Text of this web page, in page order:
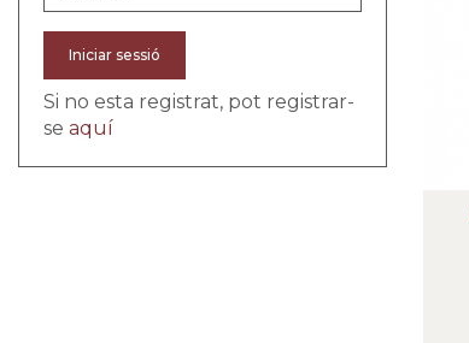
Iniciar sessió
Si no esta registrat, pot registrar-
se aquí